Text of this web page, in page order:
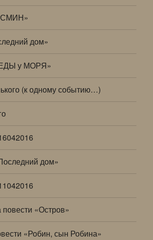
дом»
у МОРЯ»
(к одному событию…)
дом»
«Остров»
«Робин, сын Робина»